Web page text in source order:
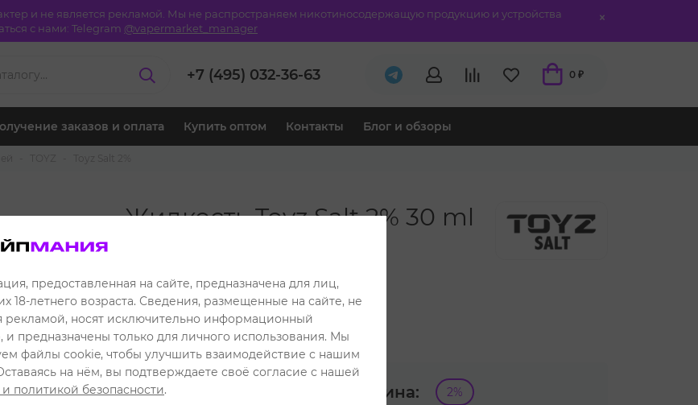
и не является рекламой. Мы не распространяем никотиносодержащую продукцию и устройства
с нами: Telegram @vapermarket_manager
+7 (495) 032-36-63 0 ₽
заказов и оплата Купить оптом Контакты Блог и обзоры
Жидкость Toyz Salt 2% 30 ml
Розничная цена: 549 ₽
Клубная цена: 449 ₽
Читать отзывы
Уровень никотина: 2%
предоставленная на сайте, предназначена для лиц,
18-летнего возраста. Сведения, размещенные на сайте, не
рекламой, носят исключительно информационный
и предназначены только для личного использования. Мы
файлы cookie, чтобы улучшить взаимодействие с нашим
на нём, вы подтверждаете своё согласие с нашей
политикой безопасности.